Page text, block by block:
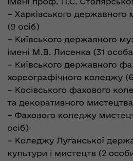
– Харківського державного
(9 осіб)
– Київського державного
імені М.В. Лисенка (31
– Київського державного
хореографічного коледжу
– Косівського фахового
та декоративного
– Фахового коледжу
осіб)
– Коледжу Луганської
культури і мистецтв (2